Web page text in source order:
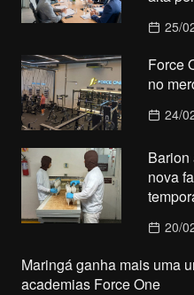
25/
Force
no
24/
nova
20/
Maringá ganha mais uma
academias Force One